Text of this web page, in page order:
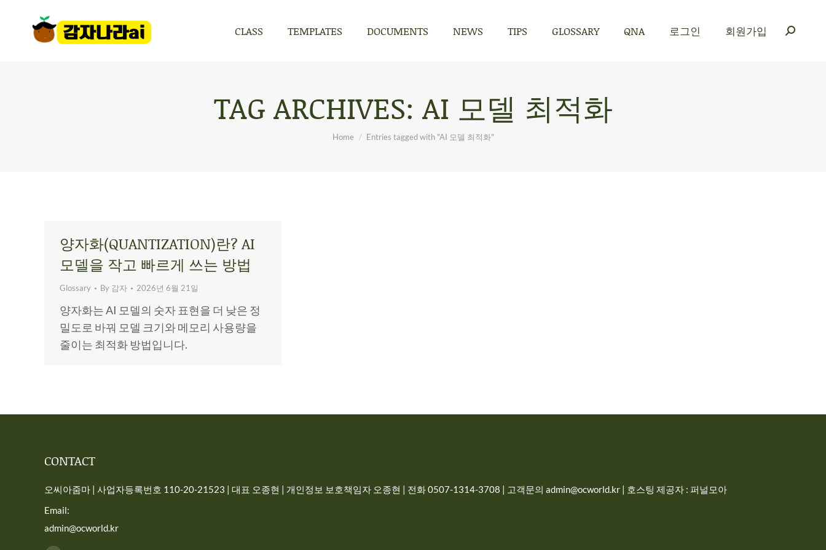
CLASS TEMPLATES DOCUMENTS NEWS TIPS GLOSSARY QNA 로그인 회원가입
TAG ARCHIVES:AI 모델 최적화
You are here:
Home Entries tagged with "AI 모델 최적화"
양자화(QUANTIZATION)란? AI
모델을 작고 빠르게 쓰는 방법
Glossary By 감자 2026년 6월 21일
양자화는 AI 모델의 숫자 표현을 더 낮은 정
밀도로 바꿔 모델 크기와 메모리 사용량을
줄이는 최적화 방법입니다.
CONTACT
오씨아줌마 | 사업자등록번호 110-20-21523 | 대표 오종현 | 개인정보 보호책임자 오종현 | 전화 0507-1314-3708 | 고객문의 admin@ocworld.kr | 호스팅 제공자 : 퍼널모아
Email:
admin@ocworld.kr
로그인 회원가입